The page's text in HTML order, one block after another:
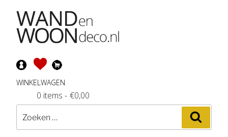
inhoud
WINKELWAGEN
- €0,00
0 items
Zoeken
naar: